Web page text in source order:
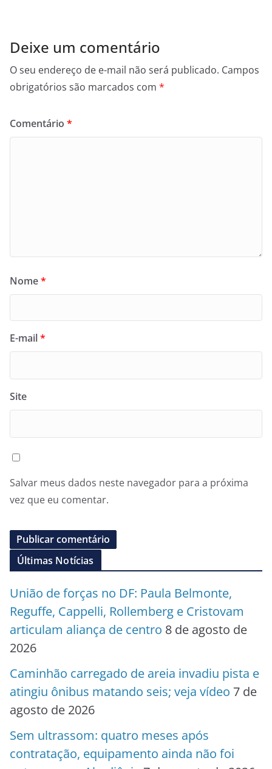
Deixe um comentário
O seu endereço de e-mail não será publicado. Campos
obrigatórios são marcados com *
Comentário *
Nome*
E-mail*
Site
Salvar meus dados neste navegador para a próxima
vez que eu comentar.
Últimas Notícias
União de forças no DF: Paula Belmonte,
Reguffe, Cappelli, Rollemberg e Cristovam
articulam aliança de centro 8 de agosto de
2026
Caminhão carregado de areia invadiu pista e
atingiu ônibus matando seis; veja vídeo 7 de
agosto de 2026
Sem ultrassom: quatro meses após
contratação, equipamento ainda não foi